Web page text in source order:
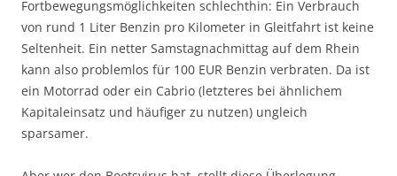
Fortbewegungsmöglichkeiten schlechthin: Ein Verbrauch
von rund 1 Liter Benzin pro Kilometer in Gleitfahrt ist keine
Seltenheit. Ein netter Samstagnachmittag auf dem Rhein
kann also problemlos für 100 EUR Benzin verbraten. Da ist
ein Motorrad oder ein Cabrio (letzteres bei ähnlichem
Kapitaleinsatz und häufiger zu nutzen) ungleich
sparsamer.